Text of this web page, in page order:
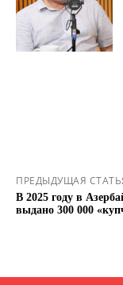
ПРЕДЫДУЩАЯ
В 2025 году в
выдано 300 000